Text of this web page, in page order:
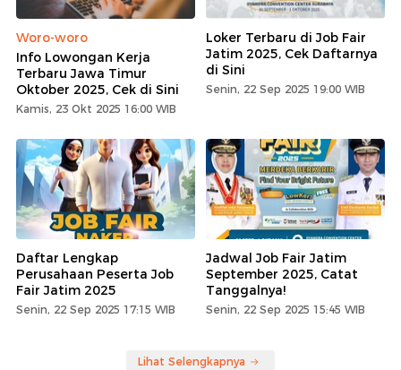
Woro-woro
Info Lowongan Kerja
Terbaru Jawa Timur
Oktober 2025, Cek di Sini
Kamis, 23 Okt 2025 16:00 WIB
Loker Terbaru di Job Fair
Jatim 2025, Cek Daftarnya
di Sini
Senin, 22 Sep 2025 19:00 WIB
Daftar Lengkap
Perusahaan Peserta Job
Fair Jatim 2025
Senin, 22 Sep 2025 17:15 WIB
Jadwal Job Fair Jatim
September 2025, Catat
Tanggalnya!
Senin, 22 Sep 2025 15:45 WIB
Lihat Selengkapnya